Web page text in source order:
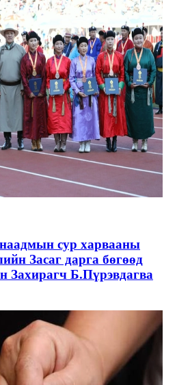
сур харвааны
Засаг дарга бөгөөд
Захирагч Б.Пүрэвдагва